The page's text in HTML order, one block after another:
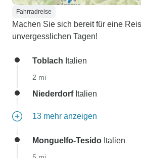
Fahrradreise
Machen Sie sich bereit für eine
unvergesslichen Tagen!
Toblach Italien
2 mi
NiederdorfItalien
13 mehr anzeigen
Monguelfo-Tesido Italien